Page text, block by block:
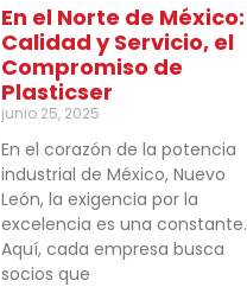
En el Norte de México:
Calidad y Servicio, el
Compromiso de
Plasticser
junio 25, 2025
En el corazón de la potencia
industrial de México, Nuevo
León, la exigencia por la
excelencia es una constante.
Aquí, cada empresa busca
socios que